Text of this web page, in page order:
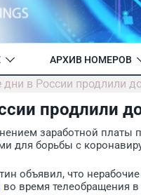
АРХИВ НОМЕРОВ
дни в России продлили
продлили
заработной
для борьбы с
объявил, что
во время телеобращения в